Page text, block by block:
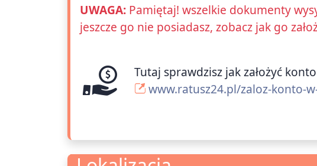
UWAGA: Pamiętaj! wszelkie dokumenty
jeszcze go nie posiadasz, zobacz jak go
Tutaj sprawdzisz jak założyć
www.ratusz24.pl/zaloz-konto-